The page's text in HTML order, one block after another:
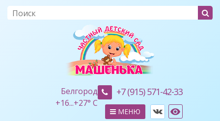
Белгород
+16...+27° C
+7 (915) 571-42-33
МЕНЮ